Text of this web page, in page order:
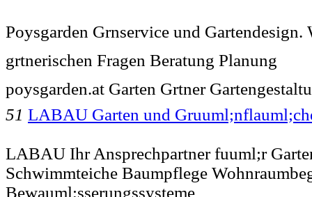
Poysgarden Grnservice und
grtnerischen Fragen Beratung Planung
poysgarden.at Garten Grtner
51 LABAU Garten und
LABAU Ihr Ansprechpartner fuuml;r
Schwimmteiche Baumpflege
Bewauml;sserungssysteme